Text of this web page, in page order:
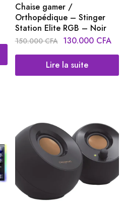
Chaise gamer /
Orthopédique – Stinger
Station Elite RGB – Noir
150.000CFA 130.000 CFA
Lire la suite